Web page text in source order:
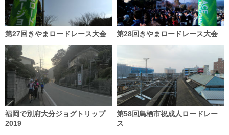
第27回きやまロードレース大会 第28回きやまロードレース大会
福岡で別府大分ジョグトリップ
2019
第58回鳥栖市祝成人ロードレー
ス